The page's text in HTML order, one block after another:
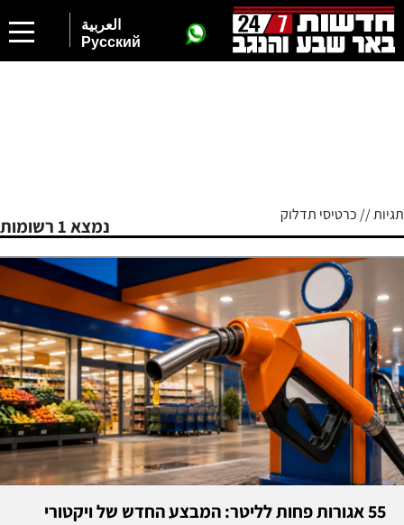
العربية
Русский
תגיות // כרטיסי תדלוק
נמצא 1 רשומות
55 אגורות פחות לליטר: המבצע החדש של ויקטורי